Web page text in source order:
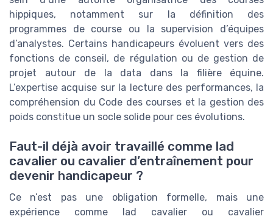
hippiques, notamment sur la définition des
programmes de course ou la supervision d’équipes
d’analystes. Certains handicapeurs évoluent vers des
fonctions de conseil, de régulation ou de gestion de
projet autour de la data dans la filière équine.
L’expertise acquise sur la lecture des performances, la
compréhension du Code des courses et la gestion des
poids constitue un socle solide pour ces évolutions.
Faut-il déjà avoir travaillé comme lad
cavalier ou cavalier d’entraînement pour
devenir handicapeur ?
Ce n’est pas une obligation formelle, mais une
expérience comme lad cavalier ou cavalier